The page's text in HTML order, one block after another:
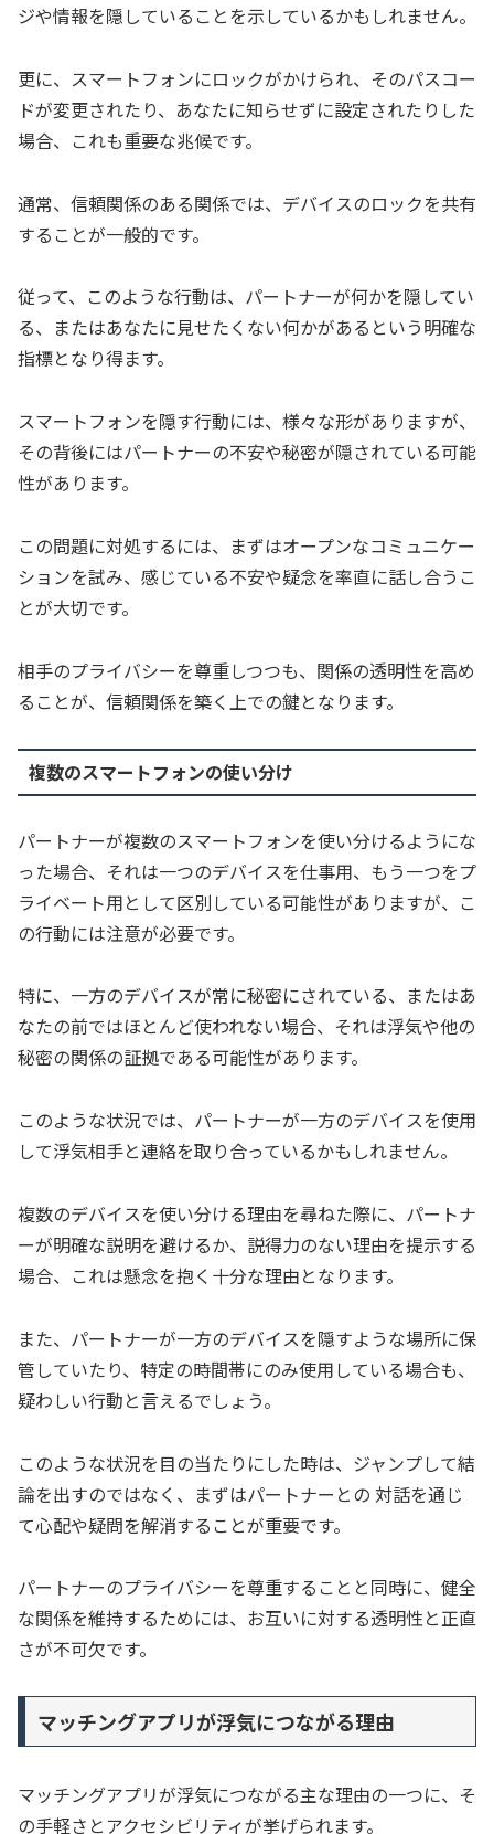
ジや情報を隠していることを示しているかもしれません。
更に、スマートフォンにロックがかけられ、そのパスコー
ドが変更されたり、あなたに知らせずに設定されたりした
場合、これも重要な兆候です。
通常、信頼関係のある関係では、デバイスのロックを共有
することが一般的です。
従って、このような行動は、パートナーが何かを隠してい
る、またはあなたに見せたくない何かがあるという明確な
指標となり得ます。
スマートフォンを隠す行動には、様々な形がありますが、
その背後にはパートナーの不安や秘密が隠されている可能
性があります。
この問題に対処するには、まずはオープンなコミュニケー
ションを試み、感じている不安や疑念を率直に話し合うこ
とが大切です。
相手のプライバシーを尊重しつつも、関係の透明性を高め
ることが、信頼関係を築く上での鍵となります。
複数のスマートフォンの使い分け
パートナーが複数のスマートフォンを使い分けるようにな
った場合、それは一つのデバイスを仕事用、もう一つをプ
ライベート用として区別している可能性がありますが、こ
の行動には注意が必要です。
特に、一方のデバイスが常に秘密にされている、またはあ
なたの前ではほとんど使われない場合、それは浮気や他の
秘密の関係の証拠である可能性があります。
このような状況では、パートナーが一方のデバイスを使用
して浮気相手と連絡を取り合っているかもしれません。
複数のデバイスを使い分ける理由を尋ねた際に、パートナ
ーが明確な説明を避けるか、説得力のない理由を提示する
場合、これは懸念を抱く十分な理由となります。
また、パートナーが一方のデバイスを隠すような場所に保
管していたり、特定の時間帯にのみ使用している場合も、
疑わしい行動と言えるでしょう。
このような状況を目の当たりにした時は、ジャンプして結
論を出すのではなく、まずはパートナーとの 対話を通じ
て心配や疑問を解消することが重要です。
パートナーのプライバシーを尊重することと同時に、健全
な関係を維持するためには、お互いに対する透明性と正直
さが不可欠です。
マッチングアプリが浮気につながる理由
マッチングアプリが浮気につながる主な理由の一つに、そ
の手軽さとアクセシビリティが挙げられます。